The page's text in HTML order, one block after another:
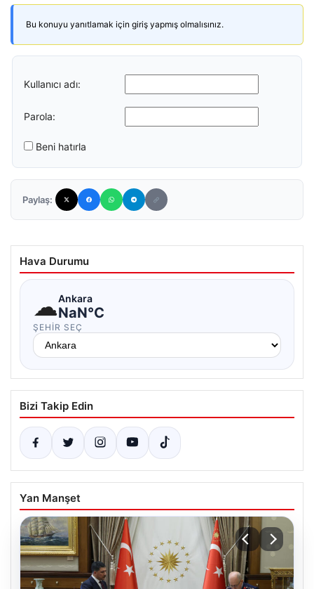
Bu konuyu yanıtlamak için giriş yapmış olmalısınız.
Kullanıcı adı:
Parola:
Beni hatırla
Paylaş:
Hava Durumu
☁Ankara
NaN°C
ŞEHIR SEÇ
Bizi Takip Edin
Yan Manşet